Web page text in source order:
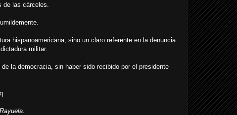
de las cárceles.
hispanoamericana, sino un claro referente en la denuncia
militar.
la democracia, sin haber sido recibido por el presidente
Rayuela.